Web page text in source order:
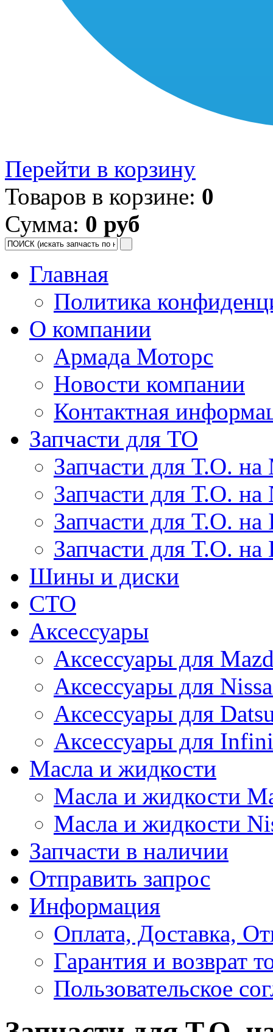
Перейти в корзину
Товаров в корзине: 0
Сумма: 0 руб
Главная
Политика
О компании
Армада Моторс
Новости компании
Контактная
Запчасти для ТО
Запчасти для Т.О. на
Запчасти для Т.О. на
Запчасти для Т.О.
Запчасти для Т.О. на
Шины и диски
СТО
Аксессуары
Аксессуары для
Аксессуары для
Аксессуары для
Аксессуары для
Масла и жидкости
Масла и жидкости
Масла и жидкости
Запчасти в наличии
Отправить запрос
Информация
Оплата, Доставка,
Гарантия и возврат
Пользовательское